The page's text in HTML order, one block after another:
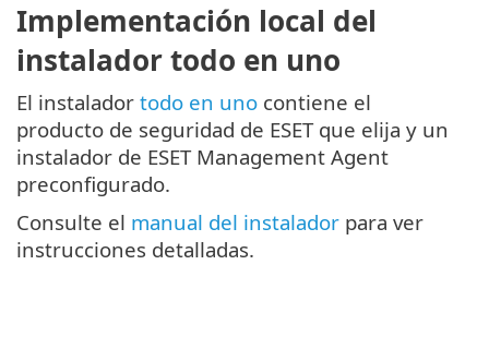
Implementación local del
instalador todo en uno
El instalador todo en uno contiene el
producto de seguridad de ESET que elija y un
instalador de ESET Management Agent
preconfigurado.
Consulte el manual del instalador para ver
instrucciones detalladas.